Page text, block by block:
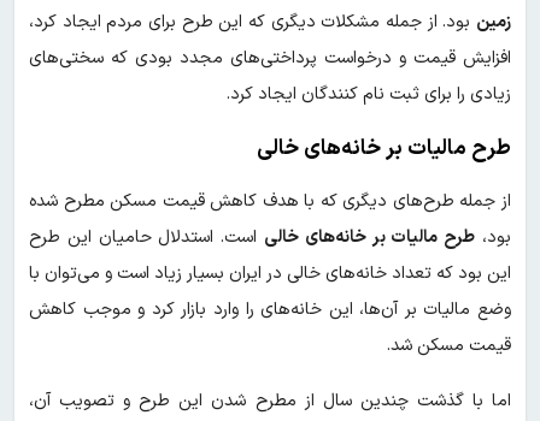
زمین بود. از جمله مشکلات دیگری که این طرح برای مردم ایجاد کرد،
افزایش قیمت و درخواست پرداختی‌های مجدد بودی که سختی‌های
زیادی را برای ثبت نام کنندگان ایجاد کرد.
طرح مالیات بر خانه‌های خالی
از جمله طرح‌های دیگری که با هدف کاهش قیمت مسکن مطرح شده
بود، طرح مالیات بر خانه‌های خالی است. استدلال حامیان این طرح
این بود که تعداد خانه‌های خالی در ایران بسیار زیاد است و می‌توان با
وضع مالیات بر آن‌ها، این خانه‌های را وارد بازار کرد و موجب کاهش
قیمت مسکن شد.
اما با گذشت چندین سال از مطرح شدن این طرح و تصویب آن،